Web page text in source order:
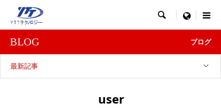
 menu
BLOG ブログ
最新記事
user